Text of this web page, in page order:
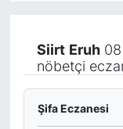
Siirt Eruh08
nöbetçi
Şifa Eczanesi
KÖŞE
KÜLTÜR